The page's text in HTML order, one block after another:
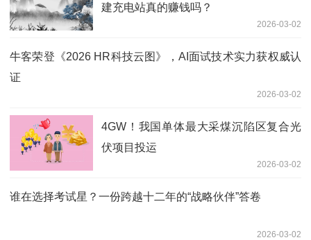
建充电站真的赚钱吗？
2026-03-02
牛客荣登《2026 HR科技云图》，AI面试技术实力获权威认
证
2026-03-02
4GW！我国单体最大采煤沉陷区复合光
伏项目投运
2026-03-02
谁在选择考试星？一份跨越十二年的“战略伙伴”答卷
2026-03-02